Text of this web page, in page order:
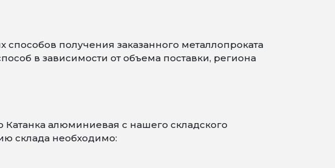
способов получения заказанного металлопроката
в зависимости от объема поставки, региона
алюминиевая с нашего складского
склада необходимо: